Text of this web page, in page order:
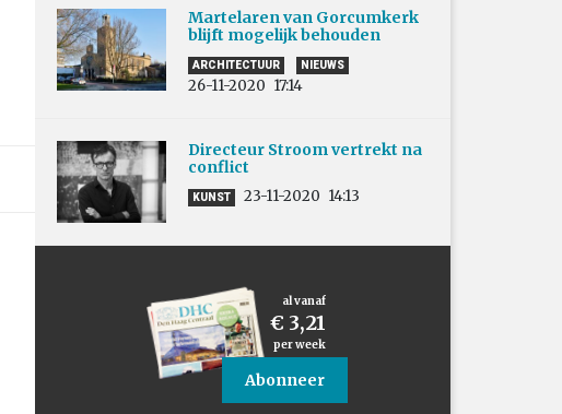
Martelaren van Gorcumkerk
blijft mogelijk behouden
ARCHITECTUUR NIEUWS
26-11-2020 17:14
Directeur Stroom vertrekt na
conflict
KUNST 23-11-2020 14:13
al vanaf
€ 3,21
per week
Abonneer